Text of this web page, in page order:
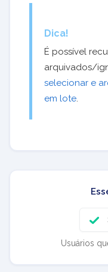
Dica!
É possível
arquivados/
selecionar e
em lote
Usuários